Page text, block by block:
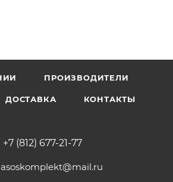
ПРОИЗВОДИТЕЛИ
ДОСТАВКА КОНТАКТЫ
+7 (812) 677-21-77